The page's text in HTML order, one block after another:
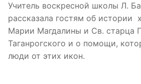
Учитель воскресной школы Л.
рассказала гостям об истории
Марии Магдалины и Св. старца
Таганрогского и о помощи,
люди от этих икон.